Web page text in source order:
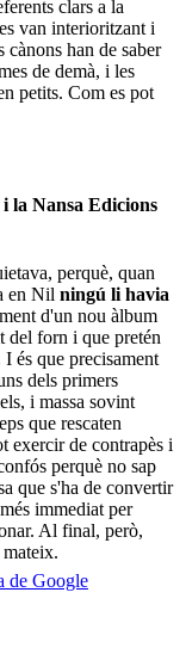
clars a la
van interioritzant i
cànons han de saber
de demà, i les
petits. Com es pot
la Nansa Edicions
perquè, quan
en Nil ningú li havia
d'un nou àlbum
del forn i que pretén
és que precisament
dels primers
i massa sovint
que rescaten
exercir de contrapès i
perquè no sap
que s'ha de convertir
immediat per
Al final, però,
de Google